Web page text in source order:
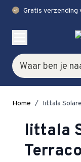
check Gratis verzending
Zoek
Home / Iittala
Iittala